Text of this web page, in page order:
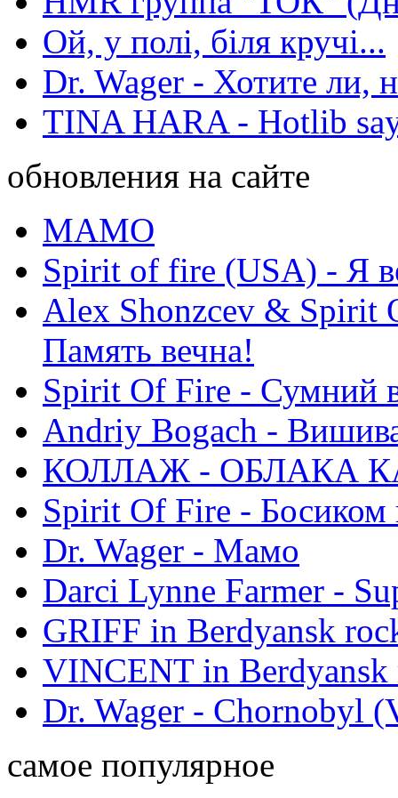
Ой, у полі, біля кручі...
Dr. Wager - Хотите ли,
TINA HARA - Hotlib
обновления на сайте
МАМО
Spirit of fire (USA) - Я
Alex Shonzcev & Spirit
Память вечна!
Spirit Of Fire - Сумний
Andriy Bogach -
КОЛЛАЖ - ОБЛАКА
Spirit Of Fire - Босиком
Dr. Wager - Мамо
Darci Lynne Farmer -
GRIFF in Berdyansk
VINCENT in
Dr. Wager - Chornobyl
самое популярное